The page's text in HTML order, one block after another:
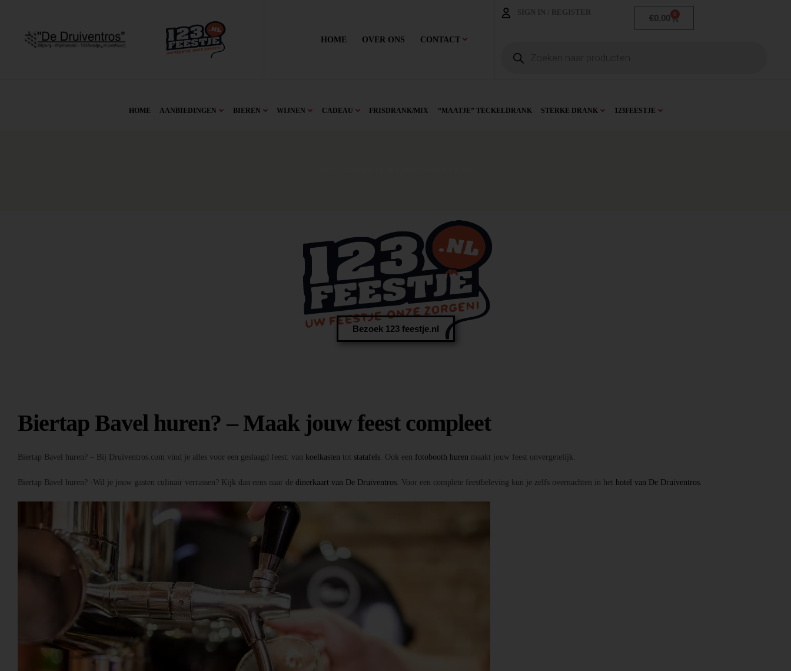
HOME OVER ONS CONTACT
SIGN IN / REGISTER
€0,00 0
HOME AANBIEDINGEN BIEREN WIJNEN CADEAU FRISDRANK/MIX “MAATJE” TECKELDRANK STERKE DRANK 123FEESTJE
Bezoek 123 feestje.nl
Biertap Bavel huren? – Maak jouw feest compleet
Biertap Bavel huren? – Bij Druiventros.com vind je alles voor een geslaagd feest: van koelkasten tot statafels . Ook een fotobooth huren maakt jouw feest onvergetelijk.
Biertap Bavel huren? -Wil je jouw gasten culinair verrassen? Kijk dan eens naar de dinerkaart van De Druiventros . Voor een complete feestbeleving kun je zelfs overnachten in het hotel van De Druiventros